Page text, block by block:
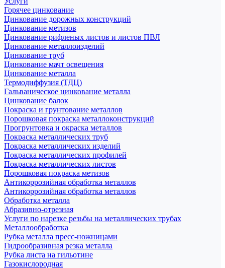
Горячее цинкование
Цинкование дорожных конструкций
Цинкование метизов
Цинкование рифленых листов и листов ПВЛ
Цинкование металлоизделий
Цинкование труб
Цинкование мачт освещения
Цинкование металла
Термодиффузия (ТДЦ)
Гальваническое цинкование металла
Цинкование балок
Покраска и грунтование металлов
Порошковая покраска металлоконструкций
Прогрунтовка и окраска металлов
Покраска металлических труб
Покраска металлических изделий
Покраска металлических профилей
Покраска металлических листов
Порошковая покраска метизов
Антикоррозийная обработка металлов
Антикоррозийная обработка металлов
Обработка металла
Абразивно-отрезная
Услуги по нарезке резьбы на металлических трубах
Металлообработка
Рубка металла пресс-ножницами
Гидрообразивная резка металла
Рубка листа на гильотине
Газокислородная